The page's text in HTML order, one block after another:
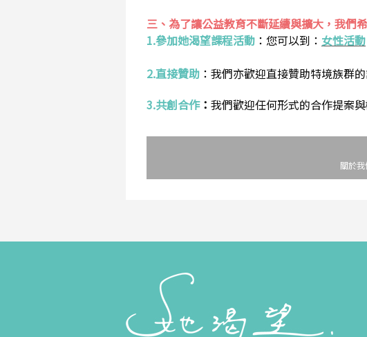
三、為了讓公益教育不斷延續與擴大，我們
1.參加她渴望課程活動 ： 您可以到： 女性活動
2.直接贊助 ： 我們亦歡迎直接贊助特境族群
3.共創合作： 我們歡迎任何形式的合作提案
關於我